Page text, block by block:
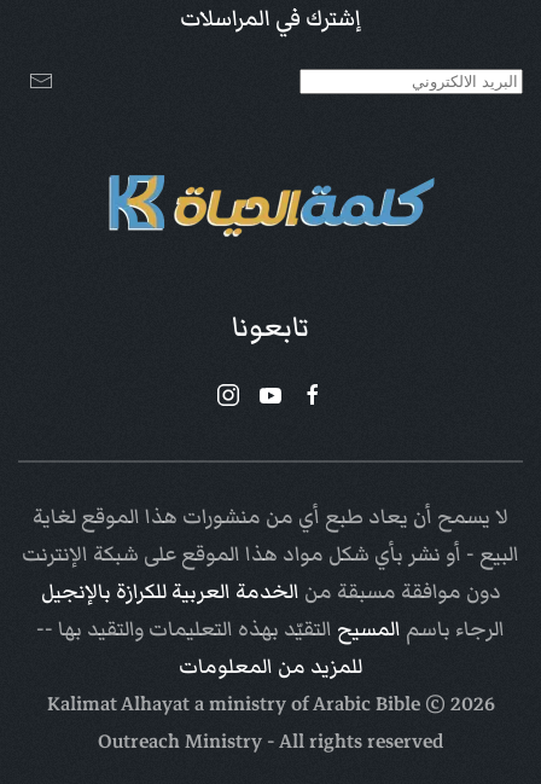
إشترك في المراسلات
تابعونا
لا يسمح أن يعاد طبع أي من منشورات هذا الموقع لغاية
البيع - أو نشر بأي شكل مواد هذا الموقع على شبكة الإنترنت
دون موافقة مسبقة من الخدمة العربية للكرازة بالإنجيل
الرجاء باسم المسيح التقيّد بهذه التعليمات والتقيد بها --
للمزيد من المعلومات
2026
© Kalimat Alhayat a ministry of
Arabic Bible
Outreach Ministry- All rights reserved